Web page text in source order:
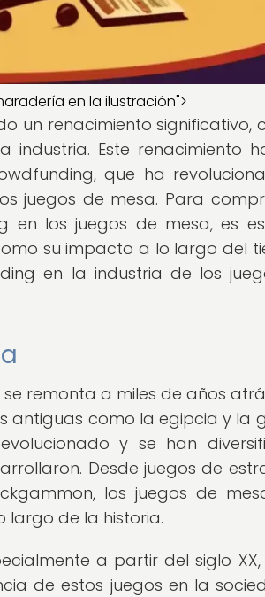
en la ilustración">
un renacimiento significativo,
Este renacimiento
que ha
juegos de mesa. Para
los juegos de mesa, es
su impacto a lo largo del
en la industria de los
remonta a miles de años
antiguas como la egipcia y la
y se han
Desde juegos de
los juegos de
largo de la historia.
a partir del siglo
de estos juegos en la